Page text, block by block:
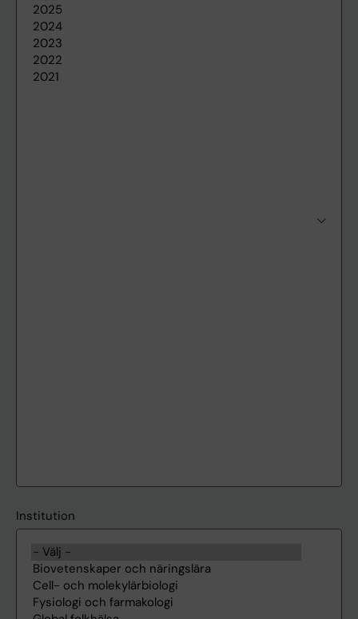
Institution